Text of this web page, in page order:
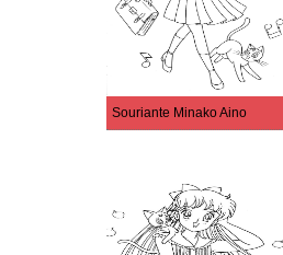
Souriante Minako Aino